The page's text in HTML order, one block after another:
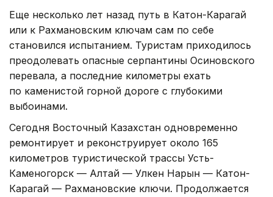
Еще несколько лет назад путь в Катон-Карагай
или к Рахмановским ключам сам по себе
становился испытанием. Туристам приходилось
преодолевать опасные серпантины Осиновского
перевала, а последние километры ехать
по каменистой горной дороге с глубокими
выбоинами.
Сегодня Восточный Казахстан одновременно
ремонтирует и реконструирует около 165
километров туристической трассы Усть-
Каменогорск — Алтай — Улкен Нарын — Катон-
Карагай — Рахмановские ключи. Продолжается